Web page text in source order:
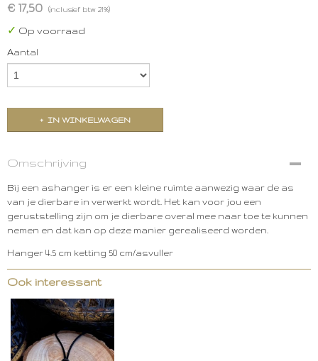
€ 17,50 (inclusief btw 21%)
✓ Op voorraad
Aantal
IN WINKELWAGEN
Omschrijving
Bij een ashanger is er een kleine ruimte aanwezig waar de as
van je dierbare in verwerkt wordt. Het kan voor jou een
geruststelling zijn om je dierbare overal mee naar toe te kunnen
nemen en dat kan op deze manier gerealiseerd worden.
Hanger 4.5 cm ketting 50 cm/asvuller
Ook interessant